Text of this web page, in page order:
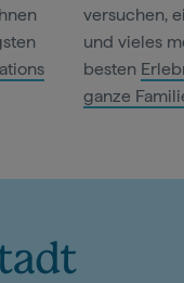
versuchen,
und vieles
besten
ganze